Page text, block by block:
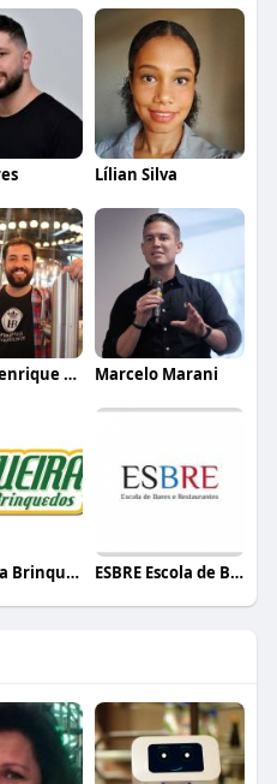
Lílian Silva
Carlos Henrique de Faria Vasconcelos Marcelo Marani
Nogueira Brinquedos ESBRE Escola de Bares e Restaurantes